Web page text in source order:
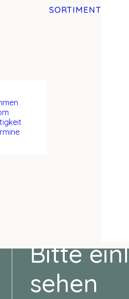
SORTIMENT
Bitte
sehen